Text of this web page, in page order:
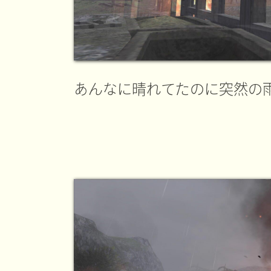
あんなに晴れてたのに突然の